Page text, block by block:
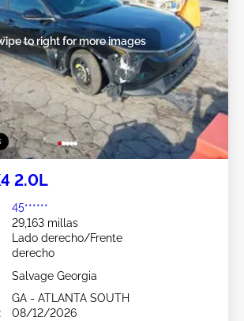
to right for more images
2.0L
45******
29,163 millas
Lado derecho/Frente
derecho
Salvage Georgia
GA - ATLANTA SOUTH
08/12/2026